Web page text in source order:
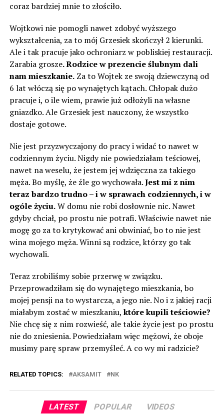
coraz bardziej mnie to złościło.
Wojtkowi nie pomogli nawet zdobyć wyższego
wykształcenia, za to mój Grzesiek skończył 2 kierunki.
Ale i tak pracuje jako ochroniarz w pobliskiej restauracji.
Zarabia grosze. Rodzice w prezencie ślubnym dali
nam mieszkanie.Za to Wojtek ze swoją dziewczyną od
6 lat włóczą się po wynajętych kątach. Chłopak dużo
pracuje i, o ile wiem, prawie już odłożyli na własne
gniazdko. Ale Grzesiek jest nauczony, że wszystko
dostaje gotowe.
Nie jest przyzwyczajony do pracy i widać to nawet w
codziennym życiu. Nigdy nie powiedziałam teściowej,
nawet na weselu, że jestem jej wdzięczna za takiego
męża. Bo myślę, że źle go wychowała.Jest mi z nim
teraz bardzo trudno – i w sprawach codziennych, i w
ogóle życiu.W domu nie robi dosłownie nic. Nawet
gdyby chciał, po prostu nie potrafi. Właściwie nawet nie
mogę go za to krytykować ani obwiniać, bo to nie jest
wina mojego męża. Winni są rodzice, którzy go tak
wychowali.
Teraz zrobiliśmy sobie przerwę w związku.
Przeprowadziłam się do wynajętego mieszkania, bo
mojej pensji na to wystarcza, a jego nie. No i z jakiej racji
miałabym zostać w mieszkaniu,które kupili teściowie?
Nie chcę się z nim rozwieść, ale takie życie jest po prostu
nie do zniesienia. Powiedziałam więc mężowi, że oboje
musimy parę spraw przemyśleć. A co wy mi radzicie?
RELATED TOPICS: AKSAMIT NK
LATEST POPULAR VIDEOS